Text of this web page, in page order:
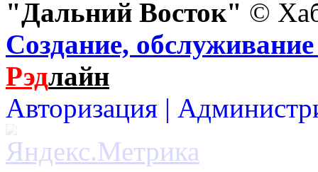
"Дальний Восток" ©
Создание,
Рэдлайн
Авторизация |